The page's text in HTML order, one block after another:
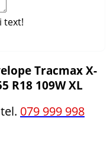
text!
Tracmax X-
R18 109W XL
079 999 998